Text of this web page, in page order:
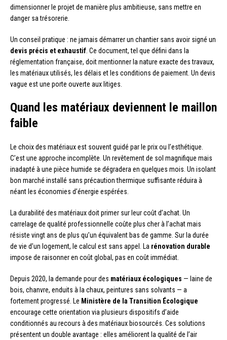
dimensionner le projet de manière plus ambitieuse, sans mettre en
danger sa trésorerie.
Un conseil pratique : ne jamais démarrer un chantier sans avoir signé un
devis précis et exhaustif . Ce document, tel que défini dans la
réglementation française, doit mentionner la nature exacte des travaux,
les matériaux utilisés, les délais et les conditions de paiement. Un devis
vague est une porte ouverte aux litiges.
Quand les matériaux deviennent le maillon
faible
Le choix des matériaux est souvent guidé par le prix ou l’esthétique.
C’est une approche incomplète. Un revêtement de sol magnifique mais
inadapté à une pièce humide se dégradera en quelques mois. Un isolant
bon marché installé sans précaution thermique suffisante réduira à
néant les économies d’énergie espérées.
La durabilité des matériaux doit primer sur leur coût d’achat. Un
carrelage de qualité professionnelle coûte plus cher à l’achat mais
résiste vingt ans de plus qu’un équivalent bas de gamme. Sur la durée
de vie d’un logement, le calcul est sans appel. La rénovation durable
impose de raisonner en coût global, pas en coût immédiat.
Depuis 2020, la demande pour des matériaux écologiques — laine de
bois, chanvre, enduits à la chaux, peintures sans solvants — a
fortement progressé. Le Ministère de la Transition Écologique
encourage cette orientation via plusieurs dispositifs d’aide
conditionnés au recours à des matériaux biosourcés. Ces solutions
présentent un double avantage : elles améliorent la qualité de l’air